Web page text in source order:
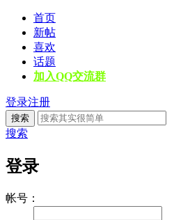
首页
新帖
喜欢
话题
加入QQ交流群
登录注册
搜索
搜索
登录
帐号：